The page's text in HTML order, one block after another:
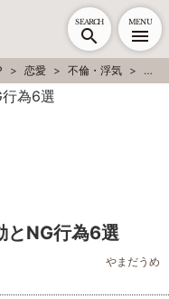
SEARCH MENU
恋愛 不倫・浮気 不倫
とNG行為6選
やまだうめ